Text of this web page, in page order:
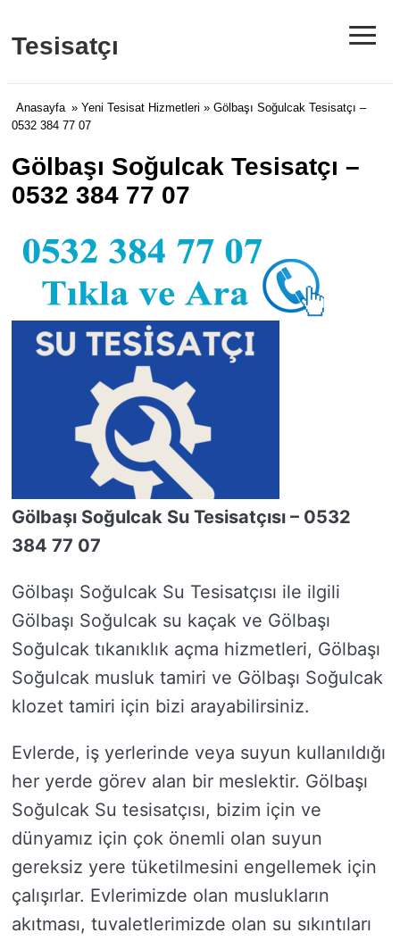
Tesisatçı ≡
Anasayfa » Yeni Tesisat Hizmetleri » Gölbaşı Soğulcak Tesisatçı –
0532 384 77 07
Gölbaşı Soğulcak Tesisatçı –
0532 384 77 07
Gölbaşı Soğulcak Su Tesisatçısı – 0532
384 77 07
Gölbaşı Soğulcak Su Tesisatçısı ile ilgili
Gölbaşı Soğulcak su kaçak ve Gölbaşı
Soğulcak tıkanıklık açma hizmetleri, Gölbaşı
Soğulcak musluk tamiri ve Gölbaşı Soğulcak
klozet tamiri için bizi arayabilirsiniz.
Evlerde, iş yerlerinde veya suyun kullanıldığı
her yerde görev alan bir meslektir. Gölbaşı
Soğulcak Su tesisatçısı, bizim için ve
dünyamız için çok önemli olan suyun
gereksiz yere tüketilmesini engellemek için
çalışırlar. Evlerimizde olan muslukların
akıtması, tuvaletlerimizde olan su sıkıntıları